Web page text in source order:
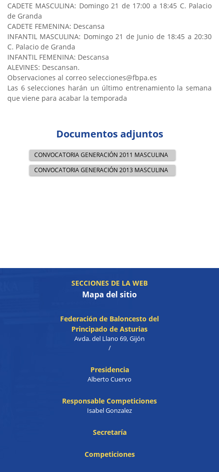
CADETE MASCULINA: Domingo 21 de 17:00 a 18:45 C. Palacio
de Granda
CADETE FEMENINA: Descansa
INFANTIL MASCULINA: Domingo 21 de Junio de 18:45 a 20:30
C. Palacio de Granda
INFANTIL FEMENINA: Descansa
ALEVINES: Descansan.
Observaciones al correo selecciones@fbpa.es
Las 6 selecciones harán un último entrenamiento la semana
que viene para acabar la temporada
Documentos adjuntos
CONVOCATORIA GENERACIÓN 2011 MASCULINA
CONVOCATORIA GENERACIÓN 2013 MASCULINA
SECCIONES DE LA WEB
Mapa del sitio
Federación de Baloncesto del
Principado de Asturias
Avda. del Llano 69, Gijón
/
Presidencia
Alberto Cuervo
Responsable Competiciones
Isabel Gonzalez
Secretaría
Competiciones